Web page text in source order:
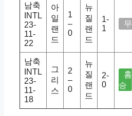
남축
INTL
23-
11-
22
아
일
랜
드
1
–
0
뉴
질
랜
드
1-
1
무
남축
INTL
23-
11-
18
그
리
스
2
–
0
뉴
질
랜
드
2-
0
홈
승